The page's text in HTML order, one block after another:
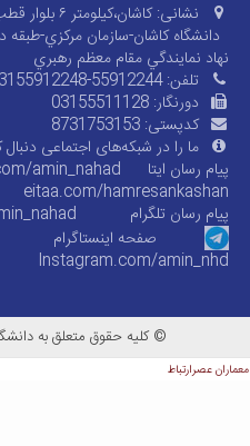
نشانی: کاشان،کیلومتر ۶ بلوار قطب راوندی،
دانشگاه کاشان-سازمان مرکزي-طبقه
نهاد نمايندگي مقام معظم رهبري
تلفن:55912244
دورنگار: 03155511128
کدپستی: 8731753153
ما را در شبکه‌های اجتماعی دنبال
پیام رسان ایتا
amin_nahad
eitaa.com/hamresankashan
پیام رسان تلگرام
صفحه اینستاگرام
Instagram.com/amin_nhd
© کلیه حقوق متعلق به
معماران عصر‌ارتباط